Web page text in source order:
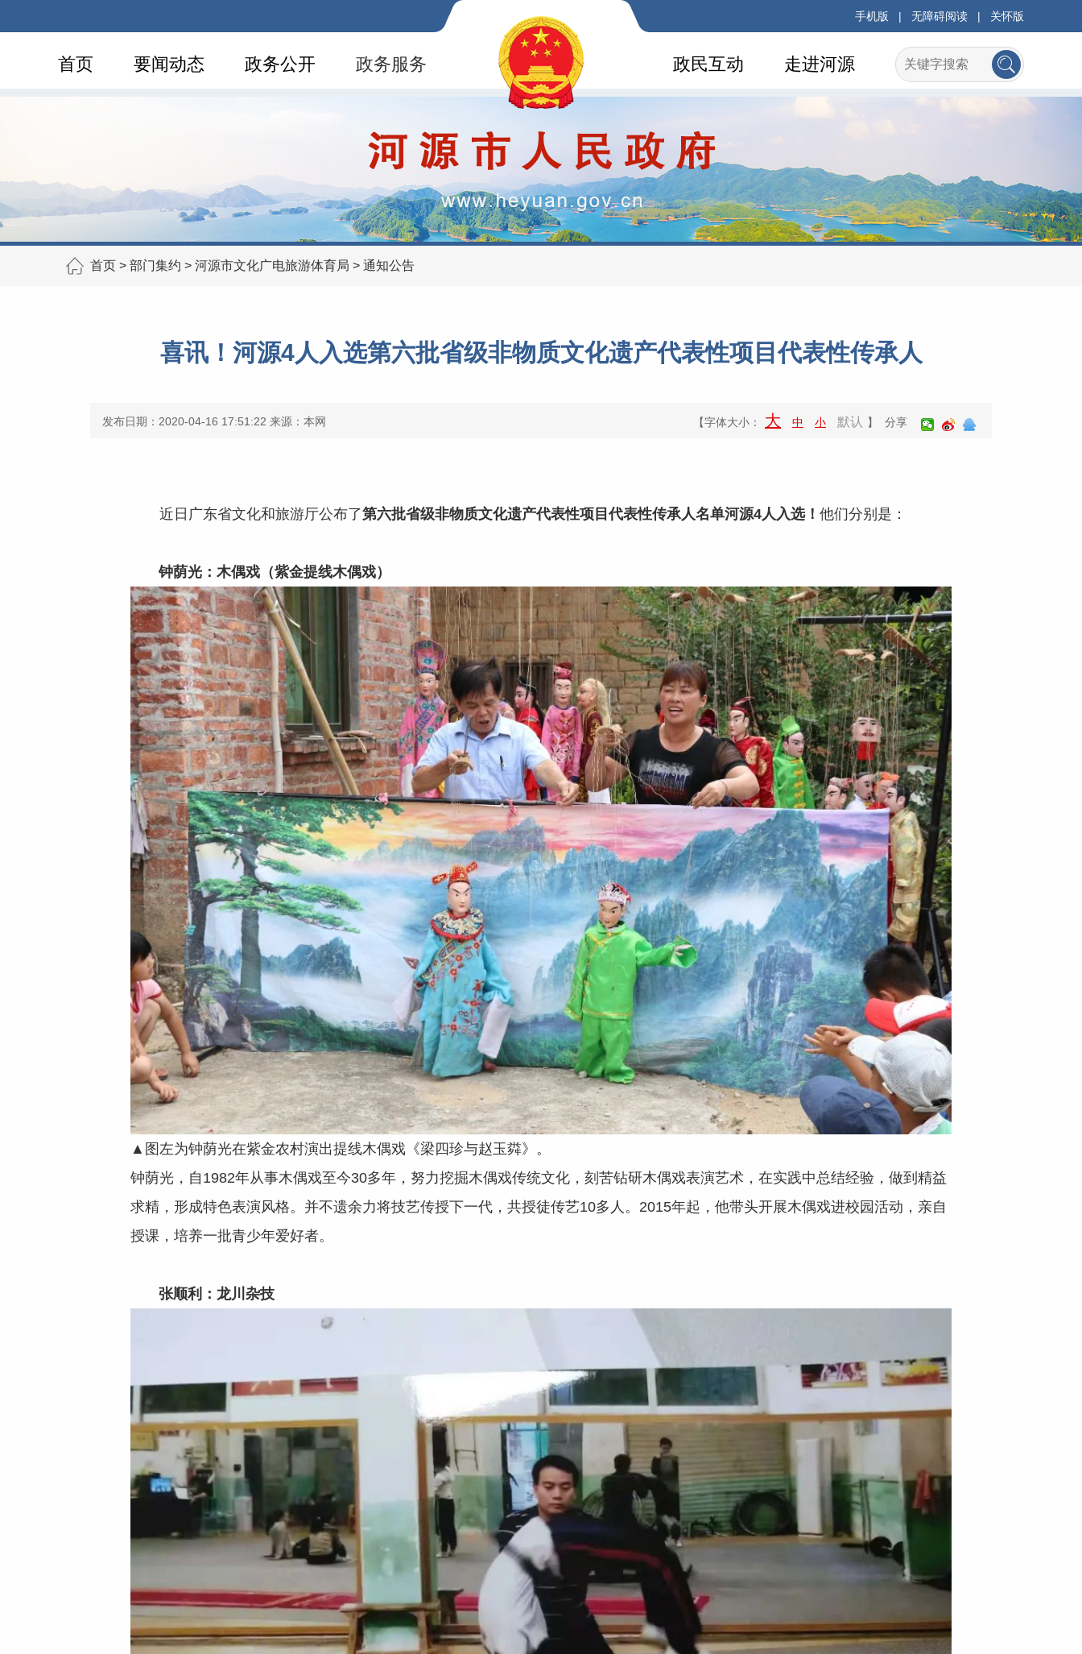
手机版 | 无障碍阅读 | 关怀版
首页 要闻动态 政务公开 政务服务 走进河源
政民互动
首页 > 部门集约 > 河源市文化广电旅游体育局 > 通知公告
喜讯！河源4人入选第六批省级非物质文化遗产代表性项目代表性传承人
发布日期：2020-04-16 17:51:22 来源：本网 【字体大小： 大 中 小 默认 】 分享
近日广东省文化和旅游厅公布了第六批省级非物质文化遗产代表性项目代表性传承人名单河源4人入选！ 他们分别是：
钟荫光：木偶戏（紫金提线木偶戏）
▲图左为钟荫光在紫金农村演出提线木偶戏《梁四珍与赵玉粦》。
钟荫光，自1982年从事木偶戏至今30多年，努力挖掘木偶戏传统文化，刻苦钻研木偶戏表演艺术，在实践中总结经验，做到精益
求精，形成特色表演风格。并不遗余力将技艺传授下一代，共授徒传艺10多人。2015年起，他带头开展木偶戏进校园活动，亲自
授课，培养一批青少年爱好者。
张顺利：龙川杂技